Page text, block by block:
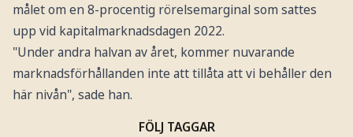
målet om en 8-procentig rörelsemarginal som sattes
upp vid kapitalmarknadsdagen 2022.
"Under andra halvan av året, kommer nuvarande
marknadsförhållanden inte att tillåta att vi behåller den
här nivån", sade han.
FÖLJ TAGGAR